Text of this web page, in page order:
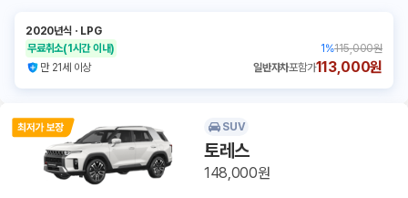
2020년식 ㆍ LPG
무료취소(1시간 이내) 1 %115,000원
만 21세 이상
일반자차포함가113,000원
SUV
토레스
148,000원